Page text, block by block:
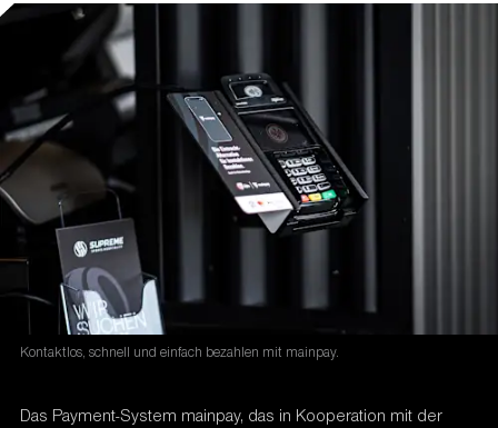
Kontaktlos, schnell und einfach bezahlen mit mainpay.
Das Payment-System mainpay, das in Kooperation mit der